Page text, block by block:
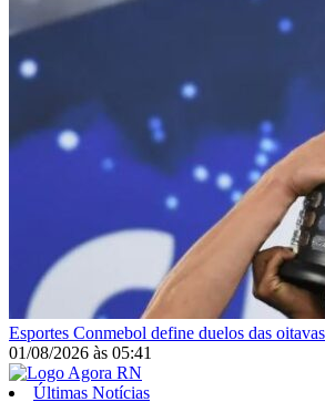
Esportes Conmebol define duelos das
01/08/2026 às 05:41
Últimas Notícias